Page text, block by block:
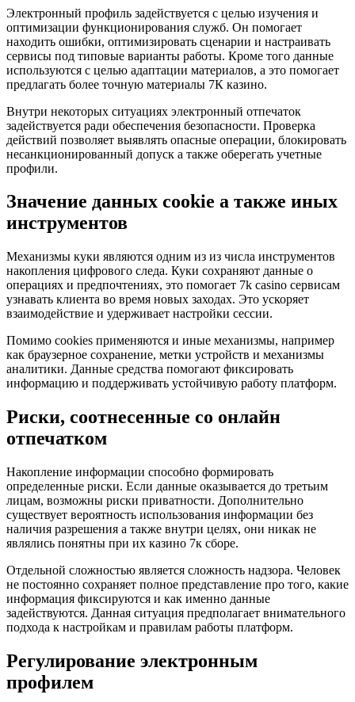
Электронный профиль задействуется с целью изучения и
оптимизации функционирования служб. Он помогает
находить ошибки, оптимизировать сценарии и настраивать
сервисы под типовые варианты работы. Кроме того данные
используются с целью адаптации материалов, а это помогает
предлагать более точную материалы 7К казино.
Внутри некоторых ситуациях электронный отпечаток
задействуется ради обеспечения безопасности. Проверка
действий позволяет выявлять опасные операции, блокировать
несанкционированный допуск а также оберегать учетные
профили.
Значение данных cookie а также иных
инструментов
Механизмы куки являются одним из из числа инструментов
накопления цифрового следа. Куки сохраняют данные о
операциях и предпочтениях, это помогает 7k casino сервисам
узнавать клиента во время новых заходах. Это ускоряет
взаимодействие и удерживает настройки сессии.
Помимо cookies применяются и иные механизмы, например
как браузерное сохранение, метки устройств и механизмы
аналитики. Данные средства помогают фиксировать
информацию и поддерживать устойчивую работу платформ.
Риски, соотнесенные со онлайн
отпечатком
Накопление информации способно формировать
определенные риски. Если данные оказывается до третьим
лицам, возможны риски приватности. Дополнительно
существует вероятность использования информации без
наличия разрешения а также внутри целях, они никак не
являлись понятны при их казино 7к сборе.
Отдельной сложностью является сложность надзора. Человек
не постоянно сохраняет полное представление про того, какие
информация фиксируются и как именно данные
задействуются. Данная ситуация предполагает внимательного
подхода к настройкам и правилам работы платформ.
Регулирование электронным
профилем